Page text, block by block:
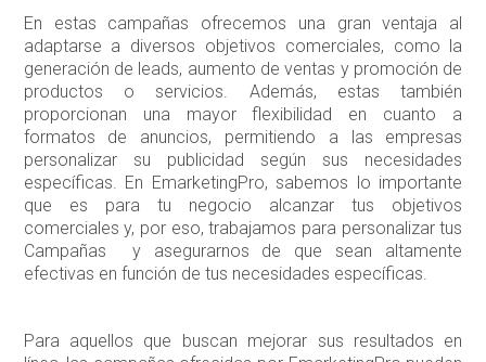
En estas campañas ofrecemos una gran ventaja al
adaptarse a diversos objetivos comerciales, como la
generación de leads, aumento de ventas y promoción de
productos o servicios. Además, estas también
proporcionan una mayor flexibilidad en cuanto a
formatos de anuncios, permitiendo a las empresas
personalizar su publicidad según sus necesidades
específicas. En EmarketingPro, sabemos lo importante
que es para tu negocio alcanzar tus objetivos
comerciales y, por eso, trabajamos para personalizar tus
Campañas y asegurarnos de que sean altamente
efectivas en función de tus necesidades específicas.
Para aquellos que buscan mejorar sus resultados en